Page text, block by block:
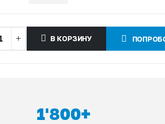
В КОРЗИНУ
1'800+